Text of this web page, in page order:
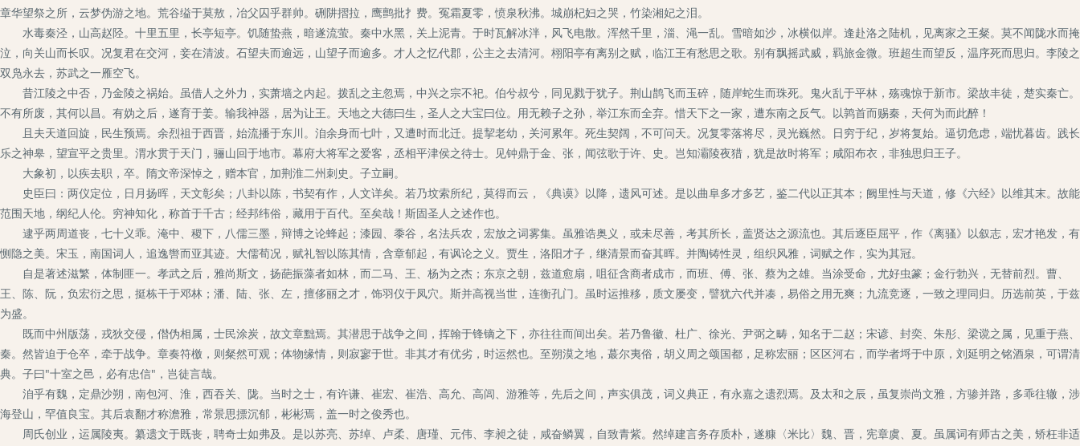
章华望祭之所，云梦伪游之地。荒谷缢于莫敖，冶父囚乎群帅。硎阱摺拉，鹰鹯批扌费。冤霜夏零，愤泉秋沸。城崩杞妇之哭，竹染湘妃之泪。
水毒秦泾，山高赵陉。十里五里，长亭短亭。饥随蛰燕，暗遂流萤。秦中水黑，关上泥青。于时瓦解冰泮，风飞电散。浑然千里，淄、渑一乱。雪暗如沙，冰横似岸。逢赴洛之陆机，见离家之王粲。莫不闻陇水而掩
泣，向关山而长叹。况复君在交河，妾在清波。石望夫而逾远，山望子而逾多。才人之忆代郡，公主之去清河。栩阳亭有离别之赋，临江王有愁思之歌。别有飘摇武威，羁旅金微。班超生而望反，温序死而思归。李陵之
双凫永去，苏武之一雁空飞。
昔江陵之中否，乃金陵之祸始。虽借人之外力，实萧墙之内起。拨乱之主忽焉，中兴之宗不祀。伯兮叔兮，同见戮于犹子。荆山鹊飞而玉碎，随岸蛇生而珠死。鬼火乱于平林，殇魂惊于新市。梁故丰徒，楚实秦亡。
不有所废，其何以昌。有妫之后，遂育于姜。输我神器，居为让王。天地之大德曰生，圣人之大宝曰位。用无赖子之孙，举江东而全弃。惜天下之一家，遭东南之反气。以鹑首而赐秦，天何为而此醉！
且夫天道回旋，民生预焉。余烈祖于西晋，始流播于东川。洎余身而七叶，又遭时而北迁。提挈老幼，关河累年。死生契阔，不可问天。况复零落将尽，灵光巍然。日穷于纪，岁将复始。逼切危虑，端忧暮齿。践长
乐之神皋，望宣平之贵里。渭水贯于天门，骊山回于地市。幕府大将军之爱客，丞相平津侯之待士。见钟鼎于金、张，闻弦歌于许、史。岂知灞陵夜猎，犹是故时将军；咸阳布衣，非独思归王子。
大象初，以疾去职，卒。隋文帝深悼之，赠本官，加荆淮二州刺史。子立嗣。
史臣曰：两仪定位，日月扬晖，天文彰矣；八卦以陈，书契有作，人文详矣。若乃坟索所纪，莫得而云，《典谟》以降，遗风可述。是以曲阜多才多艺，鉴二代以正其本；阙里性与天道，修《六经》以维其末。故能
范围天地，纲纪人伦。穷神知化，称首于千古；经邦纬俗，藏用于百代。至矣哉！斯固圣人之述作也。
逮乎两周道丧，七十义乖。淹中、稷下，八儒三墨，辩博之论蜂起；漆园、黍谷，名法兵农，宏放之词雾集。虽雅诰奥义，或未尽善，考其所长，盖贤达之源流也。其后逐臣屈平，作《离骚》以叙志，宏才艳发，有
恻隐之美。宋玉，南国词人，追逸辔而亚其迹。大儒荀况，赋礼智以陈其情，含章郁起，有讽论之义。贾生，洛阳才子，继清景而奋其晖。并陶铸性灵，组织风雅，词赋之作，实为其冠。
自是著述滋繁，体制匪一。孝武之后，雅尚斯文，扬葩振藻者如林，而二马、王、杨为之杰；东京之朝，兹道愈扇，咀征含商者成市，而班、傅、张、蔡为之雄。当涂受命，尤好虫篆；金行勃兴，无替前烈。曹、
王、陈、阮，负宏衍之思，挺栋干于邓林；潘、陆、张、左，擅侈丽之才，饰羽仪于凤穴。斯并高视当世，连衡孔门。虽时运推移，质文屡变，譬犹六代并凑，易俗之用无爽；九流竞逐，一致之理同归。历选前英，于兹
为盛。
既而中州版荡，戎狄交侵，僣伪相属，士民涂炭，故文章黜焉。其潜思于战争之间，挥翰于锋镝之下，亦往往而间出矣。若乃鲁徽、杜广、徐光、尹弼之畴，知名于二赵；宋谚、封奕、朱彤、梁谠之属，见重于燕、
秦。然皆迫于仓卒，牵于战争。章奏符檄，则粲然可观；体物缘情，则寂寥于世。非其才有优劣，时运然也。至朔漠之地，蕞尔夷俗，胡义周之颂国都，足称宏丽；区区河右，而学者埒于中原，刘延明之铭酒泉，可谓清
典。子曰"十室之邑，必有忠信"，岂徒言哉。
洎乎有魏，定鼎沙朔，南包河、淮，西吞关、陇。当时之士，有许谦、崔宏、崔浩、高允、高闾、游雅等，先后之间，声实俱茂，词义典正，有永嘉之遗烈焉。及太和之辰，虽复崇尚文雅，方骖并路，多乖往辙，涉
海登山，罕值良宝。其后袁翻才称澹雅，常景思摽沉郁，彬彬焉，盖一时之俊秀也。
周氏创业，运属陵夷。纂遗文于既丧，聘奇士如弗及。是以苏亮、苏绰、卢柔、唐瑾、元伟、李昶之徒，咸奋鳞翼，自致青紫。然绰建言务存质朴，遂糠〈米比〉魏、晋，宪章虞、夏。虽属词有师古之美，矫枉非适